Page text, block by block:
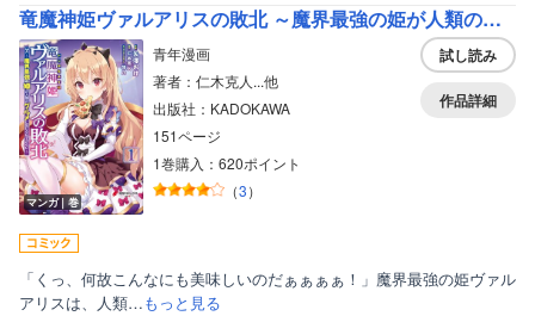
竜魔神姫ヴァルアリスの敗北 ～魔界最強の姫が人類のグルメに負けるはずがない～
マンガ｜巻
青年漫画
著者：仁木克人...他
出版社：KADOKAWA
151ページ
1巻購入：620ポイント
（3）
試し読み
作品詳細
「くっ、何故こんなにも美味しいのだぁぁぁぁ！」魔界最強の姫ヴァル
アリスは、人類…もっと見る